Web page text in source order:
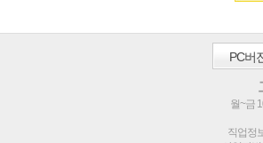
PC버
월~금
직업정